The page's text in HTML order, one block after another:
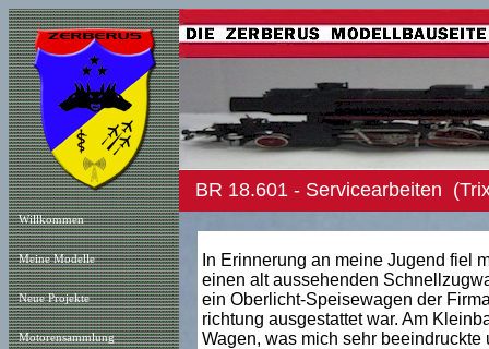
Willkommen
Meine Modelle
Neue Projekte
Motorensammlung
BR 18.601 - Servicearbeiten
In Erinnerung an meine Jugend fiel
einen alt aussehenden
ein Oberlicht-Speisewagen der
richtung ausgestattet war. Am
Wagen, was mich sehr beeindruckte